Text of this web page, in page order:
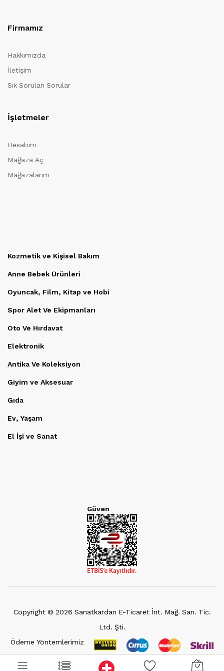
Firmamız
Hakkımızda
İletişim
Sık Sorulan Sorular
İşletmeler
Hesabım
Mağaza Aç
Mağazalarım
Kozmetik ve Kişisel Bakım
Anne Bebek Ürünleri
Oyuncak, Film, Kitap ve Hobi
Spor Alet Ve Ekipmanları
Oto Ve Hırdavat
Elektronik
Antika Ve Koleksiyon
Giyim ve Aksesuar
Gıda
Ev, Yaşam
El İşi ve Sanat
Güven
Copyright © 2026 Sanatkardan E-Ticaret İnt. Mağ. San. Tic.
Ltd. Şti.
Ödeme Yöntemlerimiz